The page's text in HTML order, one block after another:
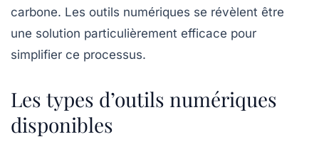
carbone. Les outils numériques se révèlent être
une solution particulièrement efficace pour
simplifier ce processus.
Les types d’outils numériques
disponibles